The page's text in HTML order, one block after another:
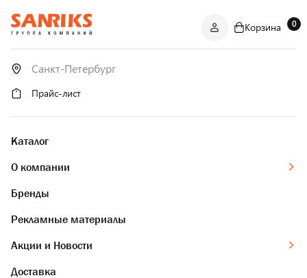
ОПТОМ
И В РОЗНИЦУ
Корзина 0
Прайс-лист
Каталог
О компании
Бренды
Рекламные материалы
Акции и Новости
Доставка